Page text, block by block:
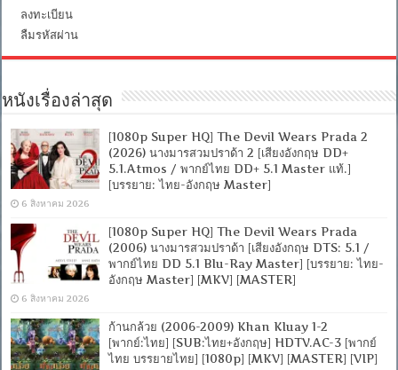
PGS
ชัด]
[MASTER]
[MKV]
ลงทะเบียน
ลืมรหัสผ่าน
หนังเรื่องล่าสุด
[1080p Super HQ] The Devil Wears Prada 2
(2026) นางมารสวมปราด้า 2 [เสียงอังกฤษ DD+
5.1.Atmos / พากย์ไทย DD+ 5.1 Master แท้.]
[บรรยาย: ไทย-อังกฤษ Master]
6 สิงหาคม 2026
[1080p Super HQ] The Devil Wears Prada
(2006) นางมารสวมปราด้า [เสียงอังกฤษ DTS: 5.1 /
พากย์ไทย DD 5.1 Blu-Ray Master] [บรรยาย: ไทย-
อังกฤษ Master] [MKV] [MASTER]
6 สิงหาคม 2026
ก้านกล้วย (2006-2009) Khan Kluay 1-2
[พากย์:ไทย] [SUB:ไทย+อังกฤษ] HDTV.AC-3 [พากย์
ไทย บรรยายไทย] [1080p] [MKV] [MASTER] [VIP]